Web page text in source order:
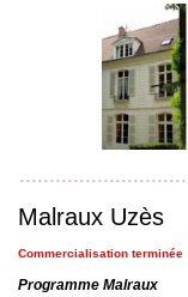
Malraux Uzès
Commercialisation terminée
Programme Malraux